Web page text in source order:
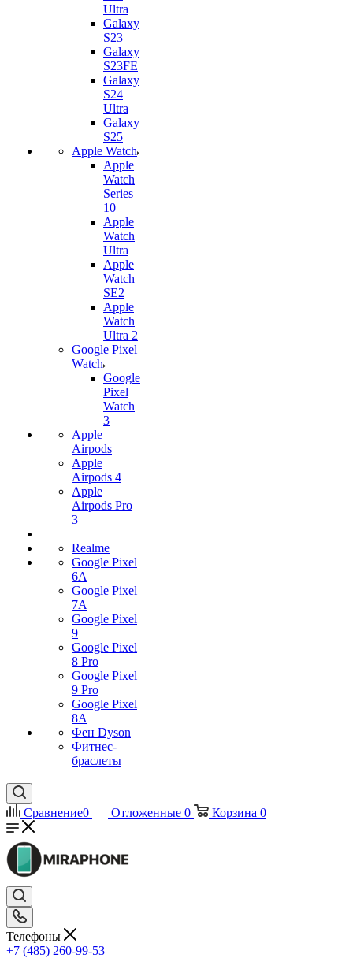
Ultra
Galaxy
S23
Galaxy
S23FE
Galaxy
S24
Ultra
Galaxy
S25
Apple Watch
Apple
Watch
Series
10
Apple
Watch
Ultra
Apple
Watch
SE2
Apple
Watch
Ultra 2
Google Pixel
Watch
Google
Pixel
Watch
3
Apple
Airpods
Apple
Airpods 4
Apple
Airpods Pro
3
Realme
Google Pixel
6A
Google Pixel
7А
Google Pixel
9
Google Pixel
8 Pro
Google Pixel
9 Pro
Google Pixel
8A
Фен Dyson
Фитнес-
браслеты
Сравнение0 Отложенные 0 Корзина 0
Телефоны
+7 (485) 260-99-53